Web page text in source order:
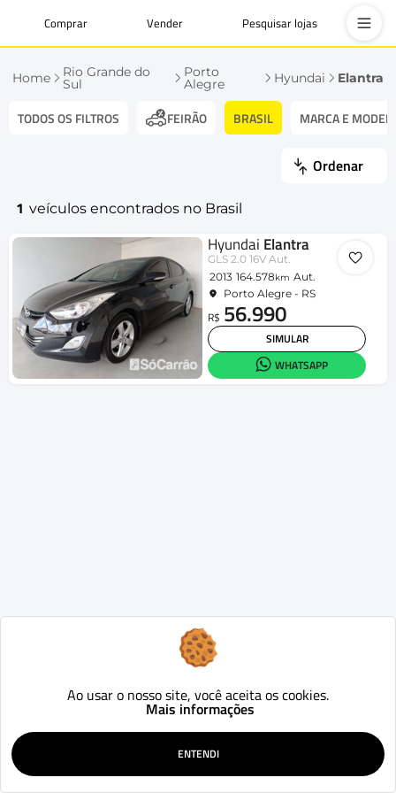
Comprar Vender Pesquisar lojas
Home Rio Grande do
Sul
Porto
Alegre Hyundai Elantra
TODOS OS FILTROS FEIRÃO BRASIL MARCA E
Ordenar
1 veículos encontrados no Brasil
Hyundai Elantra
GLS 2.0 16V Aut.
2013 164.578km Aut.
Porto Alegre - RS
R$ 56.990
SIMULAR
WHATSAPP
Ao usar o nosso site, você aceita os cookies.
Mais informações
ENTENDI